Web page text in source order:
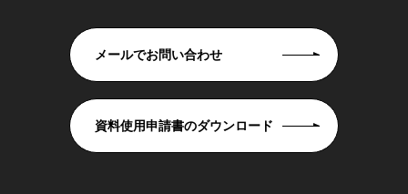
メールでお問い合わせ
資料使用申請書のダウンロード